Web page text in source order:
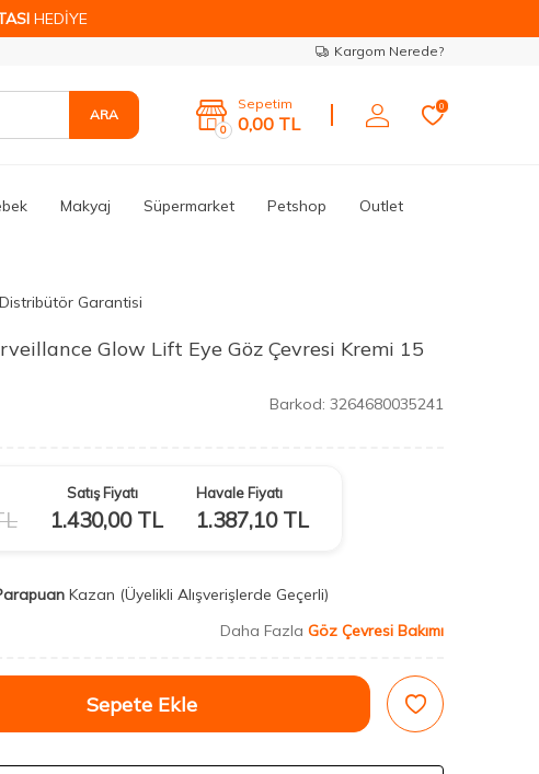
HEDİYE
Kargom Nerede?
ARA
0
Sepetim
0,00 TL
0
Makyaj Süpermarket Petshop Outlet
Garantisi
Glow Lift Eye Göz Çevresi Kremi 15
Barkod: 3264680035241
Satış Fiyatı
1.430,00TL
Havale Fiyatı
1.387,10TL
Kazan (Üyelikli Alışverişlerde Geçerli)
Daha Fazla Göz Çevresi Bakımı
Sepete Ekle